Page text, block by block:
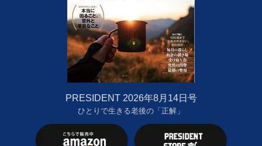
PRESIDENT 2026年8月14日号
ひとりで生きる老後の「正解」